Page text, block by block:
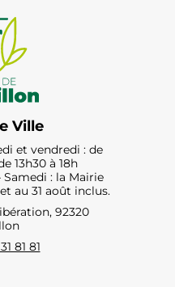
Ville
et vendredi : de
13h30 à 18h
Samedi : la Mairie
au 31 août inclus.
92320
81 81